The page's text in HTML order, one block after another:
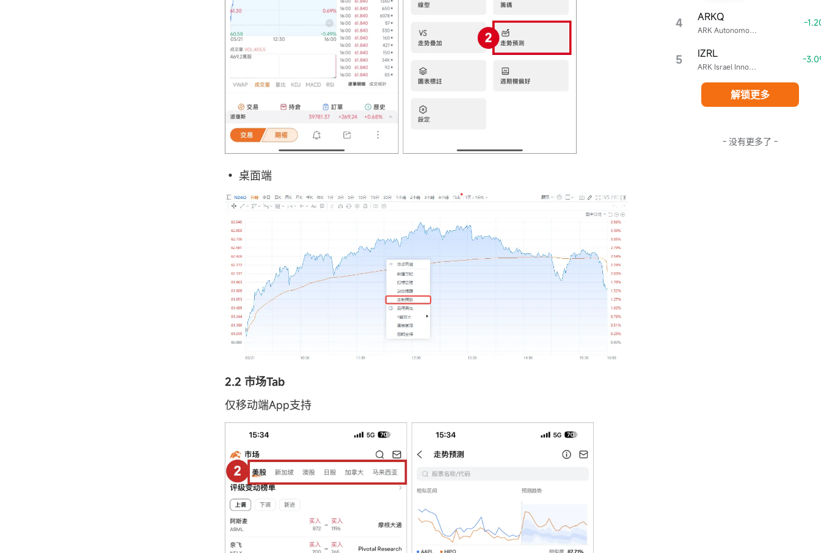
• 桌面端
2.2 市场Tab
仅移动端App支持
4 ARK Autonomous Technology & Robotics ETF
ARKQ -
5 ARK Israel Innovative Technology ETF
IZRL -
解锁更多
- 没有更多了 -